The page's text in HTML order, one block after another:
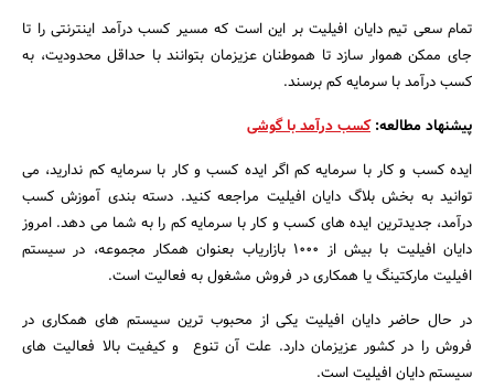
جستجو
تمام سعی تیم دایان افیلیت بر این است که مسیر کسب درآمد اینترنتی را تا
جای ممکن هموار سازد تا هموطنان عزیزمان بتوانند با حداقل محدودیت، به
کسب درآمد با سرمایه کم برسند.
پیشنهاد مطالعه:کسب درآمد با گوشی
ایده کسب و کار با سرمایه کم اگر ایده کسب و کار با سرمایه کم ندارید، می
توانید به بخش بلاگ دایان افیلیت مراجعه کنید. دسته بندی آموزش کسب
درآمد، جدیدترین ایده های کسب و کار با سرمایه کم را به شما می دهد. امروز
دایان افیلیت با بیش از 1000 بازاریاب بعنوان همکار مجموعه، در سیستم
افیلیت مارکتینگ یا همکاری در فروش مشغول به فعالیت است.
در حال حاضر دایان افیلیت یکی از محبوب ترین سیستم های همکاری در
فروش را در کشور عزیزمان دارد. علت آن تنوع و کیفیت بالا فعالیت های
سیستم دایان افیلیت است.